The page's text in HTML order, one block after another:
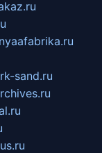
sand.ru